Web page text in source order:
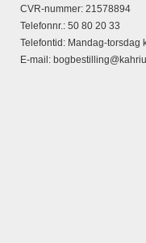
CVR-nummer: 21578894
Telefonnr.: 50 80 20 33
Telefontid: Mandag-torsdag
E-mail :